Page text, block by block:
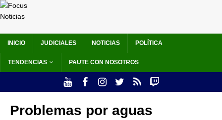
INICIO JUDICIALES NOTICIAS POLÍTICA
TENDENCIAS PAUTE CON NOSOTROS
Problemas por aguas